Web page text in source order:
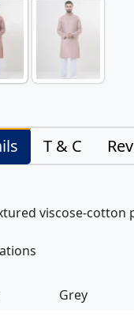
T & C
viscose-cotton
Grey